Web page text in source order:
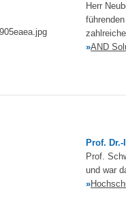
Herr
»AND
Prof.
Prof.
und war
»